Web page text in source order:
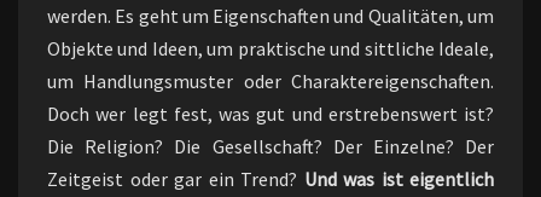
werden. Es geht um Eigenschaften und Qualitäten, um
Objekte und Ideen, um praktische und sittliche Ideale,
um Handlungsmuster oder Charaktereigenschaften.
Doch wer legt fest, was gut und erstrebenswert ist?
Die Religion? Die Gesellschaft? Der Einzelne? Der
Zeitgeist oder gar ein Trend? Und was ist eigentlich